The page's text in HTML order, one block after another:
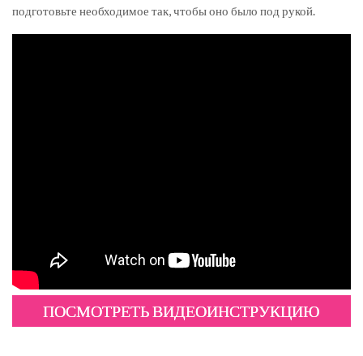
подготовьте необходимое так, чтобы оно было под рукой.
ПОСМОТРЕТЬ ВИДЕОИНСТРУКЦИЮ